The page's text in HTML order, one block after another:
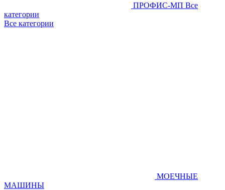
ПРОФИС-МП Все
категории
Все категории
МОЕЧНЫЕ
МАШИНЫ